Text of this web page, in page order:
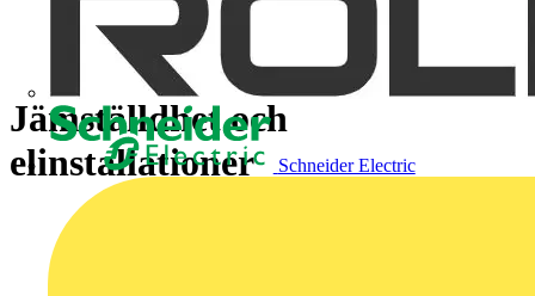
Schneider Electric
Jämställdhet och
elinstallationer